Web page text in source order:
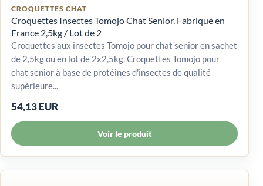
CROQUETTES CHAT
Croquettes Insectes Tomojo Chat Senior. Fabriqué en
France 2,5kg / Lot de 2
Croquettes aux insectes Tomojo pour chat senior en sachet
de 2,5kg ou en lot de 2x2,5kg. Croquettes Tomojo pour
chat senior à base de protéines d'insectes de qualité
supérieure...
54,13 EUR
Voir le produit